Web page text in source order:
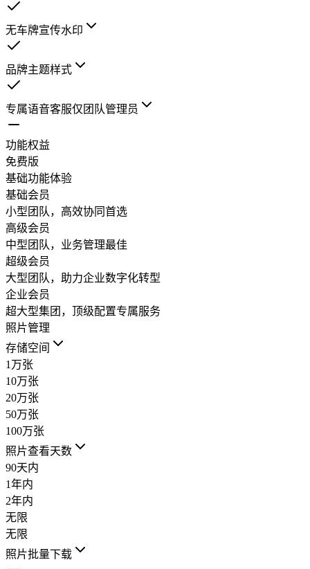
无车牌宣传水印
品牌主题样式
专属语音客服仅团队管理员
功能权益
免费版
基础功能体验
基础会员
小型团队，高效协同首选
高级会员
中型团队，业务管理最佳
超级会员
大型团队，助力企业数字化转型
企业会员
超大型集团，顶级配置专属服务
照片管理
存储空间
1万张
10万张
20万张
50万张
100万张
照片查看天数
90天内
1年内
2年内
无限
无限
照片批量下载